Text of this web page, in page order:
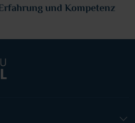
und Kompetenz